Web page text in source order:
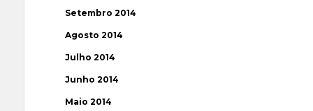
Setembro 2014
Agosto 2014
Julho 2014
Junho 2014
Maio 2014